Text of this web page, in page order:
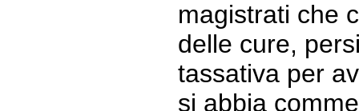
magistrati che
delle cure,
tassativa per
si abbia